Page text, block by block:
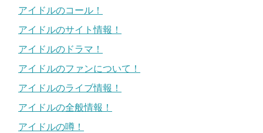
アイドルのコール！
アイドルのサイト情報！
アイドルのドラマ！
アイドルのファンについて！
アイドルのライブ情報！
アイドルの全般情報！
アイドルの噂！